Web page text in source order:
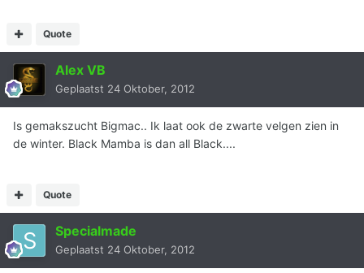
Quote
Alex VB
Geplaatst 24 Oktober, 2012
Is gemakszucht Bigmac.. Ik laat ook de zwarte velgen zien in
de winter. Black Mamba is dan all Black....
Quote
Specialmade
Geplaatst 24 Oktober, 2012